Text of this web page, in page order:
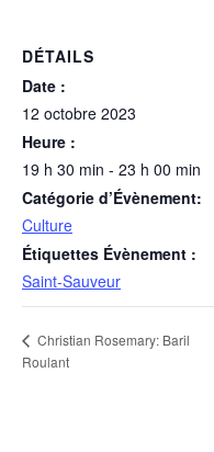
DÉTAILS
Date :
12 octobre 2023
Heure :
19 h 30 min - 23 h 00 min
Catégorie d’Évènement:
Culture
Étiquettes Évènement :
Saint-Sauveur
Christian Rosemary: Baril
Roulant